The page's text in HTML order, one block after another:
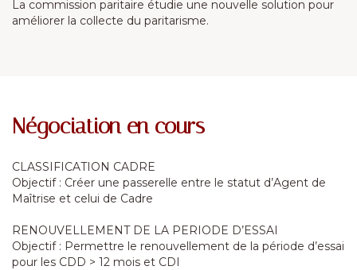
La commission paritaire étudie une nouvelle solution pour
améliorer la collecte du paritarisme.
Négociation en cours
CLASSIFICATION CADRE
Objectif : Créer une passerelle entre le statut d’Agent de
Maîtrise et celui de Cadre
RENOUVELLEMENT DE LA PERIODE D’ESSAI
Objectif : Permettre le renouvellement de la période d’essai
pour les CDD > 12 mois et CDI